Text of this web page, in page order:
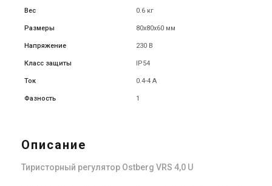
Вес 0.6 кг
Размеры 80х80х60 мм
Напряжение 230 В
Класс защиты IP54
Ток 0.4-4 А
Фазность 1
Описание
Тиристорный регулятор Ostberg VRS 4,0 U